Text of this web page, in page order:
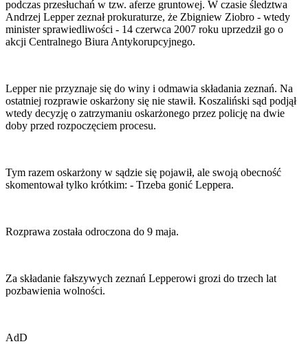
podczas przesłuchań w tzw. aferze gruntowej. W czasie śledztwa
Andrzej Lepper zeznał prokuraturze, że Zbigniew Ziobro - wtedy
minister sprawiedliwości - 14 czerwca 2007 roku uprzedził go o
akcji Centralnego Biura Antykorupcyjnego.
Lepper nie przyznaje się do winy i odmawia składania zeznań. Na
ostatniej rozprawie oskarżony się nie stawił. Koszaliński sąd podjął
wtedy decyzję o zatrzymaniu oskarżonego przez policję na dwie
doby przed rozpoczęciem procesu.
Tym razem oskarżony w sądzie się pojawił, ale swoją obecność
skomentował tylko krótkim: - Trzeba gonić Leppera.
Rozprawa została odroczona do 9 maja.
Za składanie fałszywych zeznań Lepperowi grozi do trzech lat
pozbawienia wolności.
AdD